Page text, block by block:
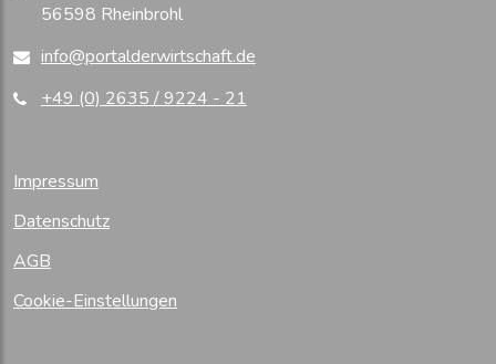
56598 Rheinbrohl
info@portalderwirtschaft.de
+49 (0) 2635 / 9224 - 21
Impressum
Datenschutz
AGB
Cookie-Einstellungen